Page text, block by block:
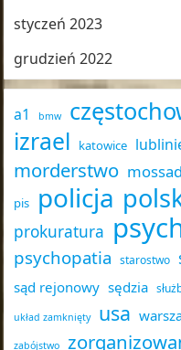
styczeń 2023
grudzień 2022
a1 bmw
izrael katowice
morderstwo mossad
pis policja
prokuratura
psychopatia
starostwo
sąd rejonowy sędzia
układ zamknięty usa
zabójstwo